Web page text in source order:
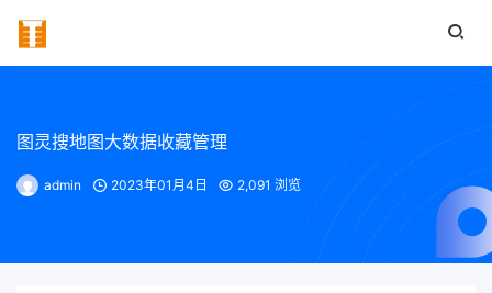
图灵搜地图大数据收藏管理
admin 2023年01月4日 2,091 浏览